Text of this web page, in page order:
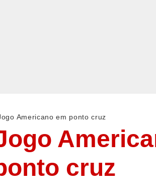
Americano em ponto cruz
cruz